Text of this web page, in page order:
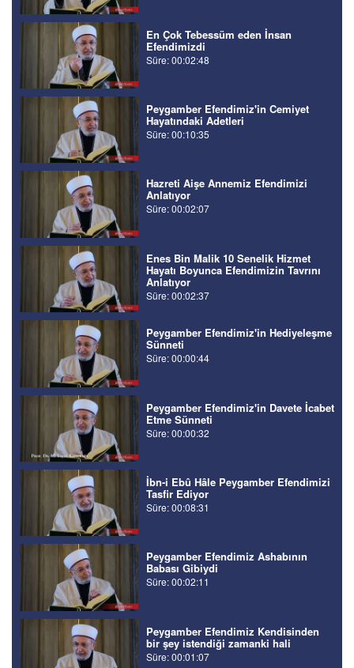
En Çok Tebessüm eden İnsan
Efendimizdi
Süre: 00:02:48
Peygamber Efendimiz'in Cemiyet
Hayatındaki Adetleri
Süre: 00:10:35
Hazreti Aişe Annemiz Efendimizi
Anlatıyor
Süre: 00:02:07
Enes Bin Malik 10 Senelik Hizmet
Hayatı Boyunca Efendimizin Tavrını
Anlatıyor
Süre: 00:02:37
Peygamber Efendimiz'in Hediyeleşme
Sünneti
Süre: 00:00:44
Peygamber Efendimiz'in Davete İcabet
Etme Sünneti
Süre: 00:00:32
İbn-i Ebû Hâle Peygamber Efendimizi
Tasfir Ediyor
Süre: 00:08:31
Peygamber Efendimiz Ashabının
Babası Gibiydi
Süre: 00:02:11
Peygamber Efendimiz Kendisinden
bir şey istendiği zamanki hali
Süre: 00:01:07